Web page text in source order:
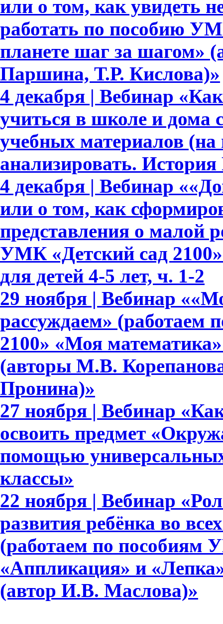
или о том, как увидеть
работать по пособию
планете шаг за шагом»
Паршина, Т.Р. Кислова)»
4 декабря | Вебинар
учиться в школе и
учебных материалов
анализировать. История
4 декабря | Вебинар
или о том, как
представления о малой
УМК «Детский сад
для детей 4-5 лет, ч. 1-2
29 ноября | Вебинар
рассуждаем» (работаем
2100» «Моя
(авторы М.В.
Пронина)»
27 ноября | Вебинар
освоить предмет
помощью
классы»
22 ноября | Вебинар
развития ребёнка во
(работаем по пособиям
«Аппликация» и
(автор И.В. Маслова)»